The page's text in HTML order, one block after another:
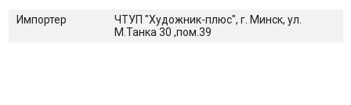
Импортер
ЧТУП "Художник-плюс", г. Минск, ул.
М.Танка 30 ,пом.39